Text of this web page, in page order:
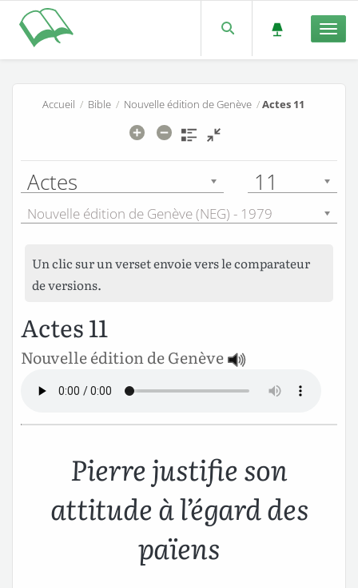
Accueil / Bible / Nouvelle édition de Genève /Actes 11
Actes 11
Nouvelle édition de Genève (NEG) - 1979
Un clic sur un verset envoie vers le comparateur
de versions.
Actes 11
Nouvelle édition de Genève
Pierre justifie son
attitude à l’égard des
païens